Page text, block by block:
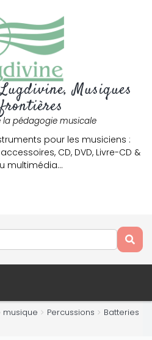
Musiques
la pédagogie musicale
pour les musiciens :
CD, DVD, Livre-CD &
multimédia…
musique Percussions
Batteries